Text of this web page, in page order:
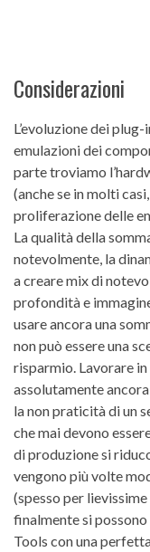
Considerazioni
L’evoluzione dei
emulazioni dei
parte troviamo
(anche se in molti
proliferazione delle
La qualità della
notevolmente, la
a creare mix di
profondità e
usare ancora una
non può essere una
risparmio. Lavorare
assolutamente
la non praticità di un
che mai devono
di produzione si
vengono più volte
(spesso per
finalmente si
Tools con una